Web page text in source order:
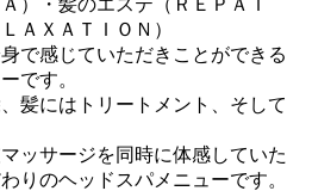
ＡＸＡＴＩＯＮ）
感じていただきことができる
です。
にはトリートメント、そして
サージを同時に体感していた
りのヘッドスパメニューです。